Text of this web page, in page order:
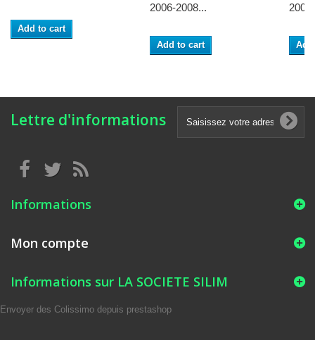
Add to cart
2006-2008...
Add to cart
Lettre d'informations
Informations
Mon compte
Informations sur LA SOCIETE SILIM
Envoyer des Colissimo depuis prestashop